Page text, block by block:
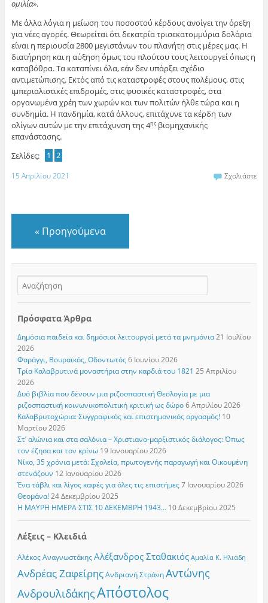
ομιλία».
Με άλλα λόγια η μείωση του ποσοστού κέρδους ανοίγει την όρεξη
για νέες αγορές. Θεωρείται ότι δεκατρία τρισεκατομμύρια δολάρια
είναι η περιουσία 2800 μεγιστάνων του πλανήτη στις μέρες μας. Η
διατήρηση και η αύξηση όμως του πλούτου τους λειτουργεί όπως η
καταβόθρα. Τα καταπίνει όλα, εάν δεν υπάρξει σχέδιο
αντιμετώπισης. Εκτός από τις καταστροφές στους πολέμους, στις
ιμπεριαλιστικές επιδρομές, στις φυσικές καταστροφές, στα
οργανωμένα χρέη των χωρών και των πολιτών ήλθε τώρα και η
συνδημία. Η πανδημία, κατά άλλους, επιτάχυνε τα κέρδη των
ολίγων αυτών με την επιτάχυνση της 4ηςβιομηχανικής
επανάστασης.
Σελίδες:
1 2
15 Απριλίου 2021 Σχολιάστε
« Προηγούμενα
Πρόσφατα Άρθρα
Δημόσια παιδεία και δημόσιοι λειτουργοί μετά τα μνημόνια 21 Ιουλίου
2026
Φαράγγι, Βουραϊκός, Οδοντωτός 6 Ιουνίου 2026
Τρία Καλαβρυτινά μοναστήρια στην καρδιά του 1821 25 Απριλίου
2026
Δυό βιβλία που δένουν μια ριζοσπαστική Θεολογία με μια
ριζοσπαστική κοινωνικοπολιτική κριτική ως δώρο 6 Απριλίου 2026
Καλαβρυτοχώρια: Συγγραφικός και επιστημονικός οργασμός! 10
Μαρτίου 2026
Στ’ αλώνια και στα σαλόνια – Χριστιανο-μαρξιστικός διάλογος: Όπως
τον έζησα και τον κρίνω 19 Ιανουαρίου 2026
Νίκο, 35 χρόνια μετά: Σχολεία, πρωτογενής παραγωγή και Οικουμένη
στενάζουν 12 Ιανουαρίου 2026
Ένα τάβλι και λίγος καφές για όλες τις επιστήμες 7 Ιανουαρίου 2026
Θεομάνα! 24 Δεκεμβρίου 2025
Η ΜΑΥΡΗ ΗΜΕΡΑ ΣΤΙΣ 10 ΔΕΚΕΜΒΡΗ 1943… 10 Δεκεμβρίου 2025
Λέξεις – Κλειδιά
Αλέκος Αναγνωστάκης Αλέξανδρος Σταθακιός Αμαλία Κ. Ηλιάδη
Ανδρέας Ζαφείρης Ανδριανή Στράνη Αντώνης
ΑνδρουλιδάκηςΑπόστολος